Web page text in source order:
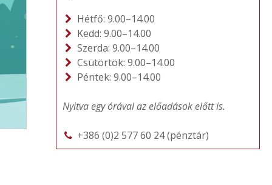
Hétfő: 9.00–14.00
Kedd: 9.00–14.00
Szerda: 9.00–14.00
Csütörtök: 9.00–14.00
Péntek: 9.00–14.00
Nyitva egy órával az előadások előtt is.
+386 (0)2 577 60 24 (pénztár)